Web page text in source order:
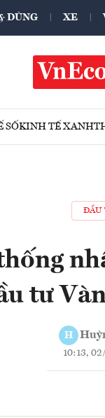
DÙNG XE
SỐKINH TẾ XANH
ĐẦU
tư
H
10:13,